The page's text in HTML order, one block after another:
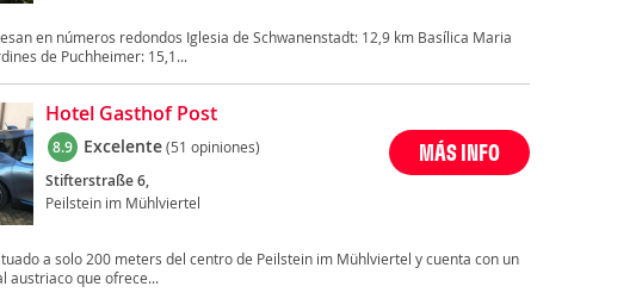
en números redondos Iglesia de Schwanenstadt: 12,9 km Basílica Maria
de Puchheimer: 15,1...
Hotel Gasthof Post
8.9 Excelente(51 opiniones)
Stifterstraße 6,
Peilstein im Mühlviertel
MÁS INFO
a solo 200 meters del centro de Peilstein im Mühlviertel y cuenta con un
austriaco que ofrece...